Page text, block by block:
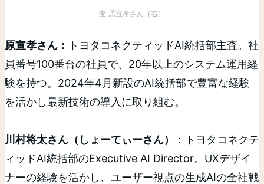
査 原宣孝さん（右）
原宣孝さん：
トヨタコネクティッドAI統括部主査。社
員番号100番台の社員で、20年以上のシステム運用経
験を持つ。2024年4月新設のAI統括部で豊富な経験
を活かし最新技術の導入に取り組む。
川村将太さん（しょーてぃーさん）
：トヨタコネクテ
ィッドAI統括部のExecutive AI Director。UXデザイ
ナーの経験を活かし、ユーザー視点の生成AIの全社戦